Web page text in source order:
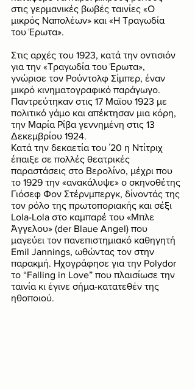
στις γερμανικές βωβές ταινίες «Ο
μικρός Ναπολέων» και «Η Τραγωδία
του Έρωτα».
Στις αρχές του 1923, κατά την οντισιόν
για την «Τραγωδία του Έρωτα»,
γνώρισε τον Ρούντολφ Σίμπερ, έναν
μικρό κινηματογραφικό παράγωγο.
Παντρεύτηκαν στις 17 Μαϊου 1923 με
πολιτικό γάμο και απέκτησαν μια κόρη,
την Μαρία Ρίβα γεννημένη στις 13
Δεκεμβρίου 1924.
Κατά την δεκαετία του ΄20 η Ντίτριχ
έπαιξε σε πολλές θεατρικές
παραστάσεις στο Βερολίνο, μέχρι που
το 1929 την «ανακάλυψε» ο σκηνοθέτης
Γιόσεφ Φον Στέρνμπεργκ, δίνοντάς της
τον ρόλο της πρωτοποριακής και σέξι
Lola-Lola στο καμπαρέ του «Μπλε
Άγγελου» (der Blaue Angel) που
μαγεύει τον πανεπιστημιακό καθηγητή
Emil Jannings, ωθώντας τον στην
παρακμή. Ηχογράφησε για την Polydor
το “Falling in Love” που πλαισίωσε την
ταινία κι έγινε σήμα-κατατεθέν της
ηθοποιού.